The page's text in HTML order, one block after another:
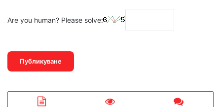
Are you human? Please solve: